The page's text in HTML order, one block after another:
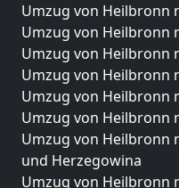
Umzug von Heilbronn
Umzug von Heilbronn
Umzug von Heilbronn
Umzug von Heilbronn
Umzug von Heilbronn
Umzug von Heilbronn
Umzug von Heilbronn
und Herzegowina
Umzug von Heilbronn